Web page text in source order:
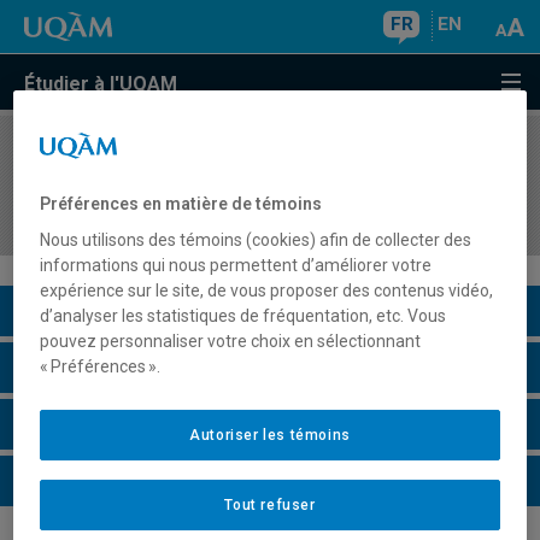
FR EN
Étudier à l'UQAM
COURS//
d'intervention des parents
Description du cours
Horaire - Été 2026
Horaire - Automne 2026
Horaire - Hiver 2027
Préférences en matière de témoins
Nous utilisons des témoins (cookies) afin de collecter des
informations qui nous permettent d’améliorer votre
expérience sur le site, de vous proposer des contenus vidéo,
d’analyser les statistiques de fréquentation, etc. Vous
pouvez personnaliser votre choix en sélectionnant
« Préférences ».
Tout refuser
Autoriser les témoins